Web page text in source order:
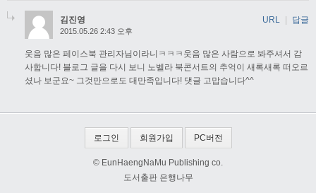
김진영
2015.05.26 2:43 오후
웃음 많은 페이스북 관리자님이라니ㅋㅋㅋ웃음 많은 사람으로 봐주셔서 감
사합니다! 블로그 글을 다시 보니 노벨라 북콘서트의 추억이 새록새록 떠오르
셨나 보군요~ 그것만으로도 대만족입니다! 댓글 고맙습니다^^
URL 답글
로그인 회원가입 PC버전
© EunHaengNaMu Publishing co.
도서출판 은행나무